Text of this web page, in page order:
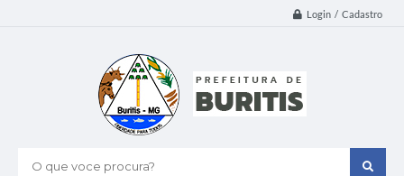
Login / Cadastro
O que voce procura?